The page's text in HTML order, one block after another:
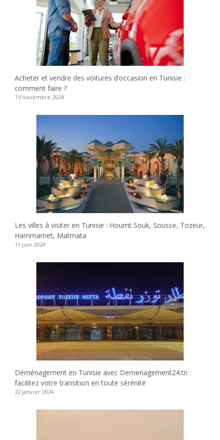
Acheter et vendre des voitures d’occasion en Tunisie :
comment faire ?
19 novembre 2024
Les villes à visiter en Tunisie : Houmt Souk, Sousse, Tozeur,
Hammamet, Matmata
11 juin 2024
Déménagement en Tunisie avec Demenagement24.tn :
facilitez votre transition en toute sérénité
22 janvier 2024